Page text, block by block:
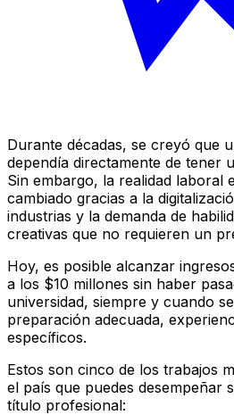
Durante décadas, se creyó que
dependía directamente de tener
Sin embargo, la realidad laboral
cambiado gracias a la
industrias y la demanda de
creativas que no requieren un
Hoy, es posible alcanzar
a los $10 millones sin haber
universidad, siempre y cuando
preparación adecuada,
específicos.
Estos son cinco de los trabajos
el país que puedes desempeñar
título profesional: